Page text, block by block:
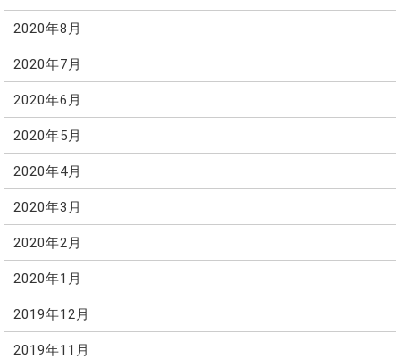
2020年8月
2020年7月
2020年6月
2020年5月
2020年4月
2020年3月
2020年2月
2020年1月
2019年12月
2019年11月